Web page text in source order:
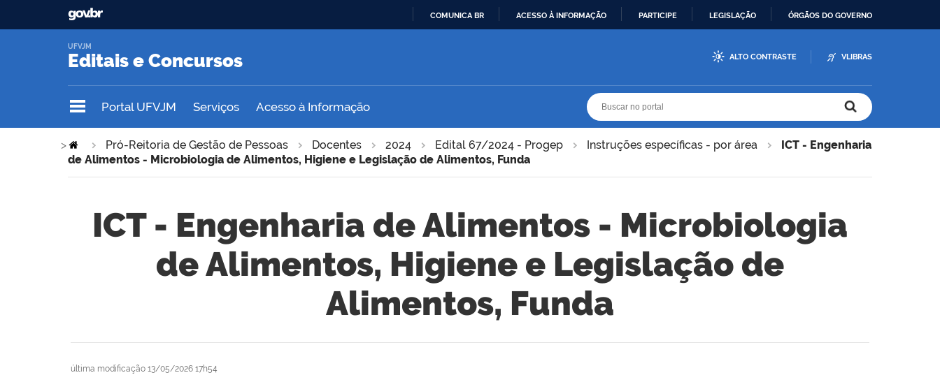
COMUNICA BR ACESSO À INFORMAÇÃO PARTICIPE LEGISLAÇÃO ÓRGÃOS DO GOVERNO
Editais e Concursos
UFVJM
ALTO CONTRASTE VLIBRAS
Portal UFVJM Serviços Acesso à Informação
Pró-Reitoria de Gestão de Pessoas Docentes 2024 Edital 67/2024 - Progep Instruções específicas - por área
>
ICT - Engenharia
de Alimentos - Microbiologia de Alimentos, Higiene e Legislação de Alimentos, Funda
ICT - Engenharia de Alimentos - Microbiologia
de Alimentos, Higiene e Legislação de
Alimentos, Funda
última modificação 13/05/2026 17h54